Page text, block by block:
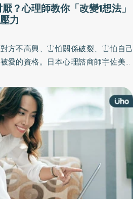
？心理師教你「改變1想法」
力
方不高興、害怕關係破裂、害怕自己
愛的資格。日本心理諮商師宇佐美百
無力感等，只要找到陷入負面情感的
以下為原書摘文：